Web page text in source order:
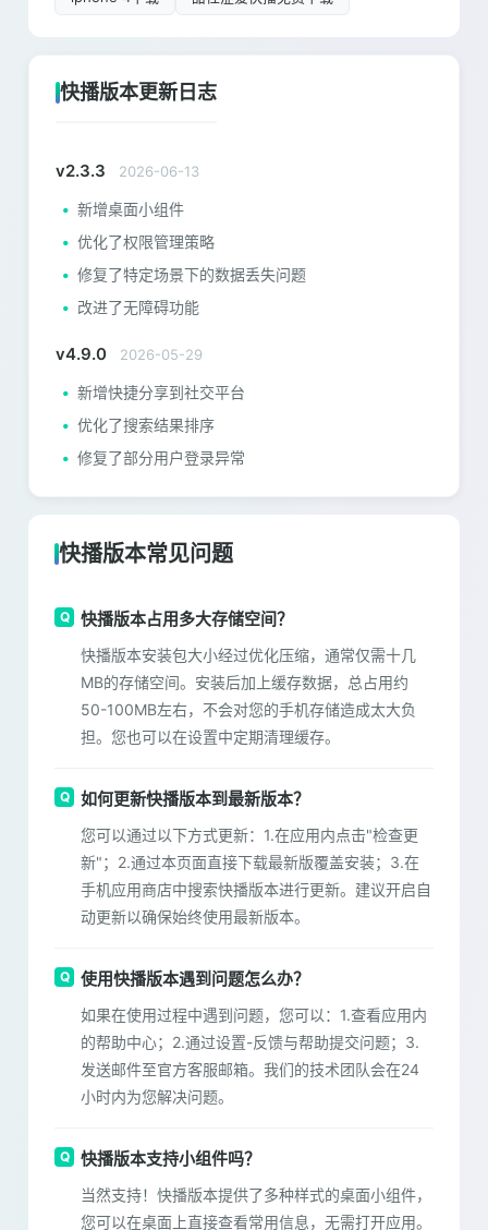
快播版本更新日志
v2.3.3 2026-06-13
新增桌面小组件
优化了权限管理策略
修复了特定场景下的数据丢失问题
改进了无障碍功能
v4.9.0 2026-05-29
新增快捷分享到社交平台
优化了搜索结果排序
修复了部分用户登录异常
快播版本常见问题
快播版本占用多大存储空间？
快播版本安装包大小经过优化压缩，通常仅需十几
MB的存储空间。安装后加上缓存数据，总占用约
50-100MB左右，不会对您的手机存储造成太大负
担。您也可以在设置中定期清理缓存。
如何更新快播版本到最新版本？
您可以通过以下方式更新：1.在应用内点击"检查更
新"；2.通过本页面直接下载最新版覆盖安装；3.在
手机应用商店中搜索快播版本进行更新。建议开启自
动更新以确保始终使用最新版本。
使用快播版本遇到问题怎么办？
如果在使用过程中遇到问题，您可以：1.查看应用内
的帮助中心；2.通过设置-反馈与帮助提交问题；3.
发送邮件至官方客服邮箱。我们的技术团队会在24
小时内为您解决问题。
快播版本支持小组件吗？
当然支持！快播版本提供了多种样式的桌面小组件，
您可以在桌面上直接查看常用信息，无需打开应用。